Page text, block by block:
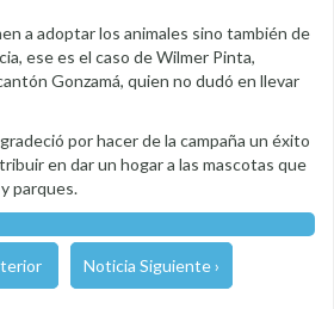
a adoptar los animales sino también de
ese es el caso de Wilmer Pinta,
Gonzamá, quien no dudó en llevar
por hacer de la campaña un éxito
en dar un hogar a las mascotas que
parques.
Noticia Siguiente ›